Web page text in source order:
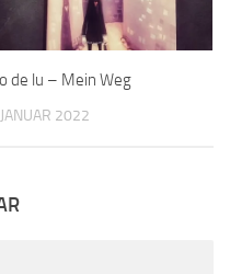
de lu – Mein Weg
2022